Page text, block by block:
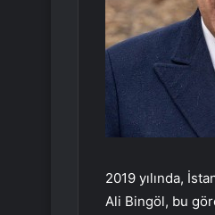
2019 yılında,
Ali Bingöl, bu